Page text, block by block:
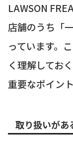
LAWSON
店舗のうち「
っています。
く理解してお
重要なポイント
取り扱いがあ